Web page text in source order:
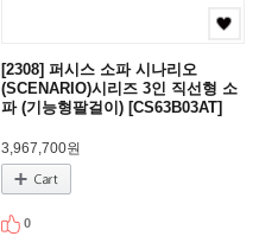
[2308] 퍼시스 소파 시나리오
(SCENARIO)시리즈 3인 직선형 소
파 (기능형팔걸이) [CS63B03AT]
3,967,700원
0